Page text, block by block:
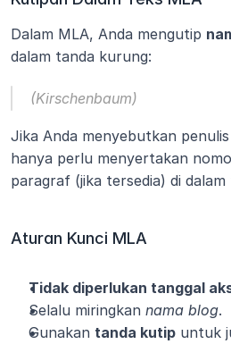
Dalam MLA, Anda mengutip
dalam tanda kurung:
(Kirschenbaum)
Jika Anda menyebutkan
hanya perlu menyertakan
paragraf (jika tersedia) di
Aturan Kunci MLA
Tidak diperlukan tanggal
Selalu miringkan nama blog.
Gunakan tanda kutip untuk